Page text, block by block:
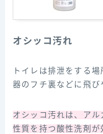
オシッコ汚れ
トイレは排泄をする
器のフチ裏などに飛び
オシッコ汚れは、ア
性質を持つ酸性洗剤が